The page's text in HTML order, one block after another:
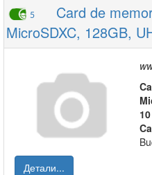
5
Card de
MicroSDXC, 128GB,
10
Детали...